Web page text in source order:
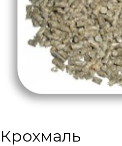
Крохмаль